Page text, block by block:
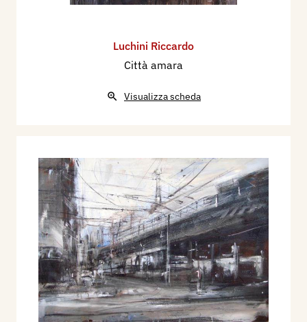
Luchini Riccardo
Città amara
Visualizza scheda